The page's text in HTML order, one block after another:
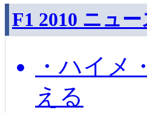
F1 2010 ニュ
・ハイメ
える